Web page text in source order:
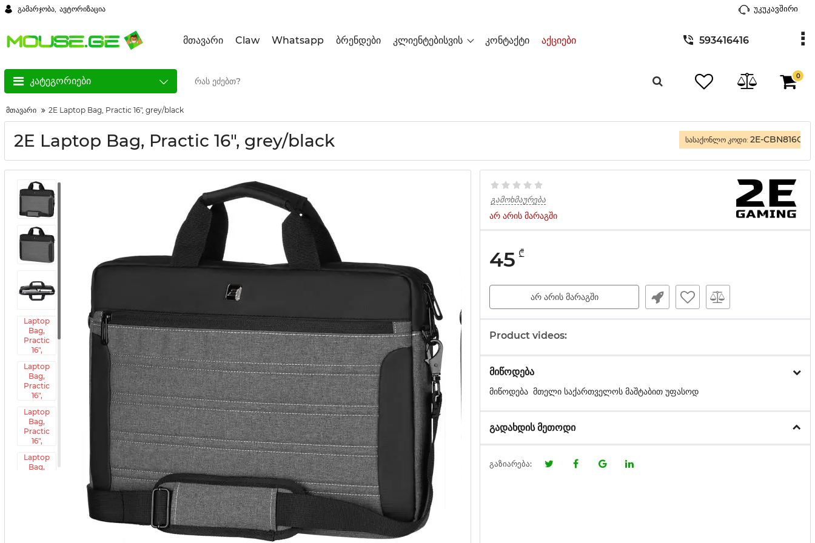
გამარჯობა, ავტორიზაცია უკუკავშირი
მთავარი Claw Whatsapp ბრენდები კლიენტებისვის კონტაქტი აქციები 593416416
კატეგორიები 0
მთავარი 2E Laptop Bag, Practic 16", grey/black
2E Laptop Bag, Practic 16", grey/black სასაქონლო კოდი: 2E-CBN816GR
გამოხმაურება
არ არის მარაგში
45 ₾
არ არის მარაგში
Product videos:
მიწოდება
მიწოდება მთელი საქართველოს მაშტაბით უფასოდ
გადახდის მეთოდი
გაზიარება: